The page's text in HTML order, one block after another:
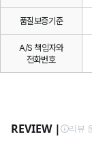
품질보증기준
A/S 책임자와
전화번호